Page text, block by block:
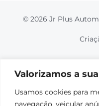
© 2026 Jr Plus